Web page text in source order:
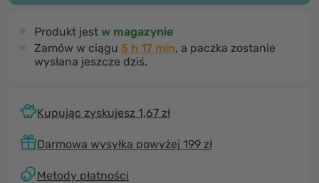
Produkt jest w magazynie
Zamów w ciągu 5 h 17 min, a paczka zostanie
wysłana jeszcze dziś.
Kupując zyskujesz 1,67 zł
Darmowa wysyłka powyżej 199 zł
Metody płatności